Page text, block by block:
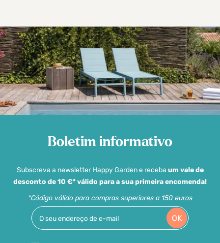
Boletim informativo
Subscreva a newsletter Happy Garden e receba um vale de
desconto de 10 €* válido para a sua primeira encomenda!
*Código válido para compras superiores a 150 euros
OK